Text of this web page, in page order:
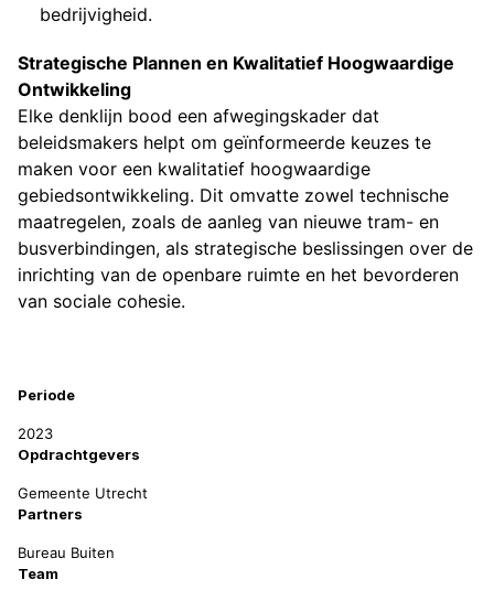
bedrijvigheid.
Strategische Plannen en Kwalitatief Hoogwaardige
Ontwikkeling
Elke denklijn bood een afwegingskader dat
beleidsmakers helpt om geïnformeerde keuzes te
maken voor een kwalitatief hoogwaardige
gebiedsontwikkeling. Dit omvatte zowel technische
maatregelen, zoals de aanleg van nieuwe tram- en
busverbindingen, als strategische beslissingen over de
inrichting van de openbare ruimte en het bevorderen
van sociale cohesie.
Periode
2023
Opdrachtgevers
Gemeente Utrecht
Partners
Bureau Buiten
Team